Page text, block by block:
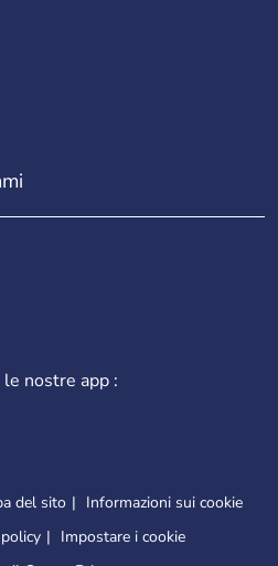
nostre app :
del sito
Informazioni sui cookie
Impostare i cookie